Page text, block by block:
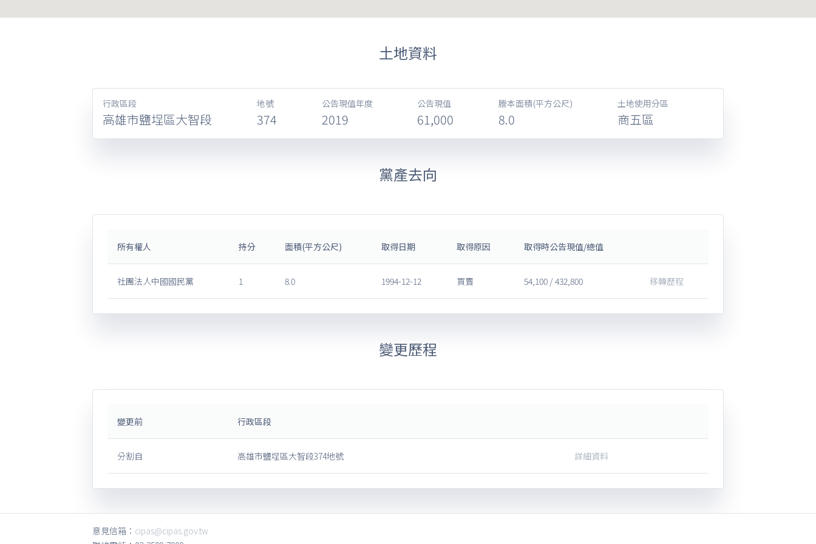
土地資料
行政區段
高雄市鹽埕區大智段
地號
374
公告現值年度
2019
公告現值
61,000
謄本面積(平方公尺)
8.0
土地使用分區
商五區
黨產去向
所有權人 持分 面積(平方公尺) 取得日期 取得原因 取得時公告現值/總值
社團法人中國國民黨 1 8.0 1994-12-12 買賣 54,100 / 432,800 移轉歷程
變更歷程
變更前 行政區段
分割自 高雄市鹽埕區大智段374地號 詳細資料
意見信箱： cipas@cipas.gov.tw